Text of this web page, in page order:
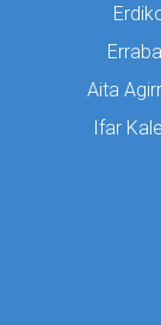
Aita
Ifar